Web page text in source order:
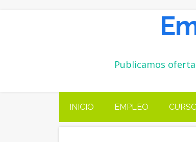
Publicamos
INICIO EMPLEO